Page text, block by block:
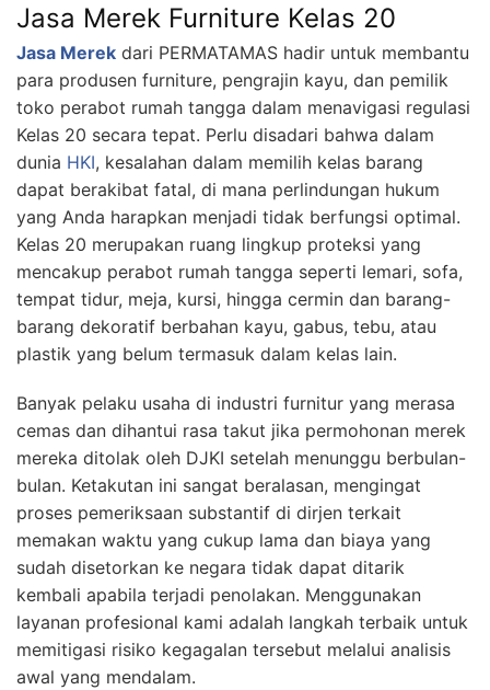
Jasa Merek Furniture Kelas 20
Jasa Merek dari PERMATAMAS hadir untuk membantu
para produsen furniture, pengrajin kayu, dan pemilik
toko perabot rumah tangga dalam menavigasi regulasi
Kelas 20 secara tepat. Perlu disadari bahwa dalam
dunia HKI, kesalahan dalam memilih kelas barang
dapat berakibat fatal, di mana perlindungan hukum
yang Anda harapkan menjadi tidak berfungsi optimal.
Kelas 20 merupakan ruang lingkup proteksi yang
mencakup perabot rumah tangga seperti lemari, sofa,
tempat tidur, meja, kursi, hingga cermin dan barang-
barang dekoratif berbahan kayu, gabus, tebu, atau
plastik yang belum termasuk dalam kelas lain.
Banyak pelaku usaha di industri furnitur yang merasa
cemas dan dihantui rasa takut jika permohonan merek
mereka ditolak oleh DJKI setelah menunggu berbulan-
bulan. Ketakutan ini sangat beralasan, mengingat
proses pemeriksaan substantif di dirjen terkait
memakan waktu yang cukup lama dan biaya yang
sudah disetorkan ke negara tidak dapat ditarik
kembali apabila terjadi penolakan. Menggunakan
layanan profesional kami adalah langkah terbaik untuk
memitigasi risiko kegagalan tersebut melalui analisis
awal yang mendalam.